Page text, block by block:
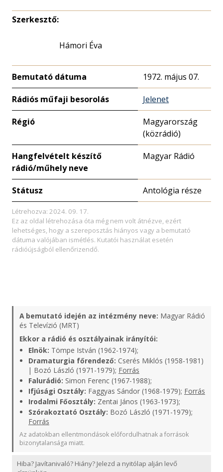
Szerkesztő:
Hámori Éva
Bemutató dátuma 1972. május 07.
Rádiós műfaji besorolás Jelenet
Régió
Magyarország
(közrádió)
Hangfelvételt készítő
rádió/műhely neve
Magyar Rádió
Státusz Antológia része
Létrehozva: 2024. 09. 17.
Ez az oldal létrehozása óta még nem volt átnézve, ezért
lehetséges, hogy a szereposztás hiányos vagy a bemutató
dátuma valójában ismétlés. Kutatói használat esetén
rádióújságból ellenőrizendő.
A bemutató idején az intézmény neve: Magyar Rádió
és Televízió (MRT)
Ekkor a rádió és osztályainak irányítói:
Elnök: Tömpe István (1962-1974);
Dramaturgia főrendező: Cserés Miklós (1958-1981)
| Bozó László (1971-1979); Forrás
Falurádió: Simon Ferenc (1967-1988);
Ifjúsági Osztály: Faggyas Sándor (1968-1979); Forrás
Irodalmi Főosztály: Zentai János (1963-1973);
Szórakoztató Osztály: Bozó László (1971-1979);
Forrás
Az adatokban ellentmondások előfordulhatnak a források
bizonytalansága miatt.
Hiba? Javítanivaló? Hiány? Jelezd a nyitólap alján levő